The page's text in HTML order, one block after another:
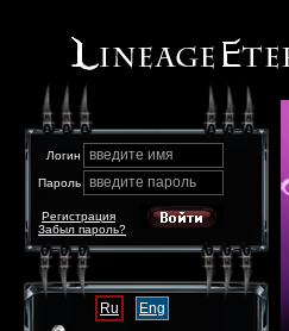
Логин введите имя
Пароль введите пароль
Забыл пароль?
Регистрация
Ru
Eng